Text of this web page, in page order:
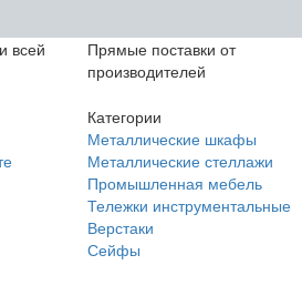
всей
Прямые поставки от
производителей
Категории
Металлические шкафы
Металлические стеллажи
Промышленная мебель
Тележки инструментальные
Верстаки
Сейфы